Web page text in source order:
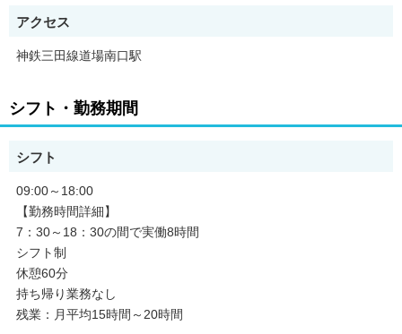
・学歴不問
・経験者歓迎
・研修あり
・社会保険完備
・育休制度あり
・シフト制
・長期休暇あり
・産休制度あり
・友達と応募OK
・産休・育休取得実績あり
アクセス
神鉄三田線道場南口駅
シフト・勤務期間
シフト
09:00～18:00
【勤務時間詳細】
7：30～18：30の間で実働8時間
シフト制
休憩60分
持ち帰り業務なし
残業：月平均15時間～20時間